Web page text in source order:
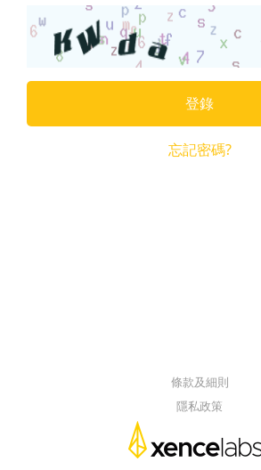
登錄
忘記密碼?
條款及細則
隱私政策